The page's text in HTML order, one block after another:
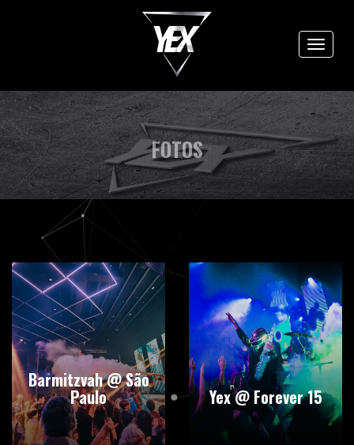
Toggle
FOTOS
Barmitzvah @ São
Paulo Yex @ Forever 15